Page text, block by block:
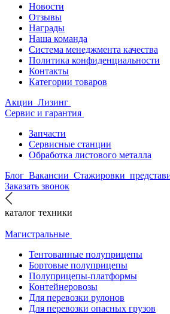
Новости
Отзывы
Награды
Наша команда
Система менеджмента качества
Политика конфиденциальности
Контакты
Категории товаров
Акции Лизинг
Сервис и гарантия
Запчасти
Сервисные станции
Обработка листового металла
Блог Вакансии Стажировки
Заказать звонок
каталог техники
Магистральные
Тентованные полуприцепы
Бортовые полуприцепы
Полуприцепы-платформы
Контейнеровозы
Для перевозки рулонов
Для перевозки опасных грузов